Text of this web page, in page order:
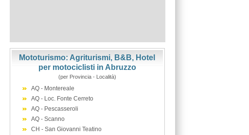
Mototurismo: Agriturismi, B&B, Hotel
per motociclisti in Abruzzo
(per Provincia - Località)
AQ - Montereale
AQ - Loc. Fonte Cerreto
AQ - Pescasseroli
AQ - Scanno
CH - San Giovanni Teatino